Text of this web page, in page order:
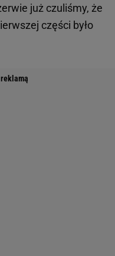
już czuliśmy, że
części było